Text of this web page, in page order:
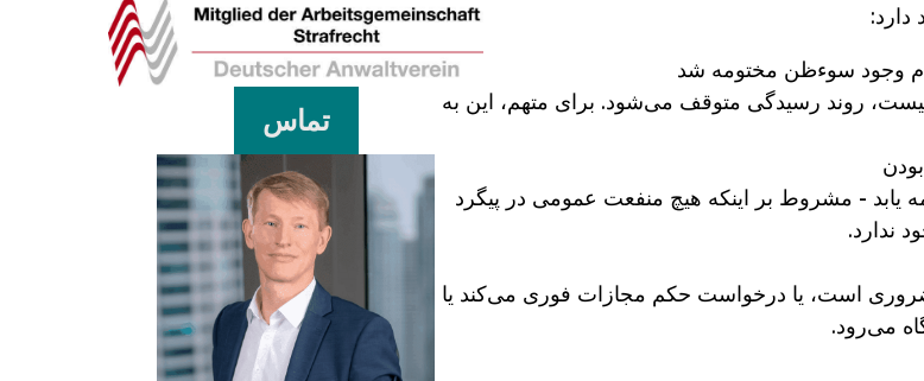
دارد:
وجود سوءظن مختومه شد
روند رسیدگی متوقف می‌شود. برای متهم، این به
یابد - مشروط بر اینکه هیچ منفعت عمومی در پیگرد
ندارد.
ضروری است، یا درخواست حکم مجازات فوری می‌کند یا
می‌رود.
تماس